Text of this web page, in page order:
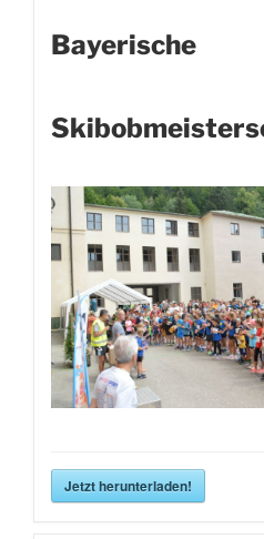
Bayerische
Jetzt herunterladen!